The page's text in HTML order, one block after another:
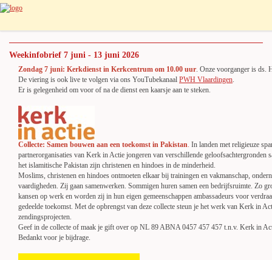
Weekinfobrief 7 juni - 13 juni 2026
Zondag 7 juni: Kerkdienst in Kerkcentrum om 10.00 uur. Onze voorganger is ds.
De viering is ook live te volgen via ons YouTubekanaal PWH Vlaardingen.
Er is gelegenheid om voor of na de dienst een kaarsje aan te steken.
Collecte: Samen bouwen aan een toekomst in Pakistan. In landen met religieuze
partnerorganisaties van Kerk in Actie jongeren van verschillende geloofsachtergronden
het islamitische Pakistan zijn christenen en hindoes in de minderheid.
Moslims, christenen en hindoes ontmoeten elkaar bij trainingen en vakmanschap,
vaardigheden. Zij gaan samenwerken. Sommigen huren samen een bedrijfsruimte. Zo
kansen op werk en worden zij in hun eigen gemeenschappen ambassadeurs voor
gedeelde toekomst. Met de opbrengst van deze collecte steun je het werk van Kerk in
zendingsprojecten.
Geef in de collecte of maak je gift over op NL 89 ABNA 0457 457 457 t.n.v. Kerk in
Bedankt voor je bijdrage.